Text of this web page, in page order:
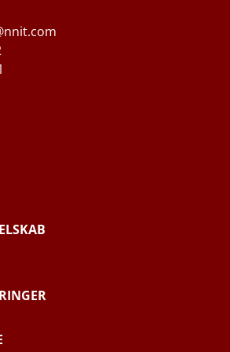
din forespørgsel til NNIT
behandler NNIT de
med
mere om dine rettigheder